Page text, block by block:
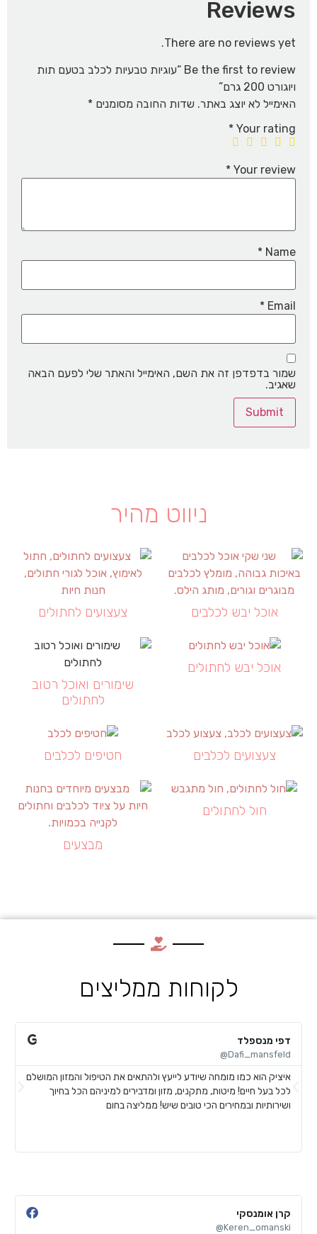
Reviews
There are no reviews yet.
Be the first to review “עוגיות טבעיות לכלב בטעם תות
ויוגורט 200 גרם”
האימייל לא יוצג באתר. שדות החובה מסומנים *
Your rating
*
Your review
*
Name
*
Email
*
שמור בדפדפן זה את השם, האימייל והאתר שלי לפעם הבאה
שאגיב.
ניווט מהיר
אוכל יבש לכלבים צעצועים לחתולים
אוכל יבש לחתולים
שימורים ואוכל רטוב
לחתולים
צעצועים לכלבים חטיפים לכלבים
חול לחתולים
מבצעים
לקוחות ממליצים
דפי מנספלד
Dafi_mansfeld@
איציק הוא כמו מומחה שיודע לייעץ ולהתאים את הטיפול והמזון המושלם
לכל בעל חיים! מיטות, מתקנים, מזון ומדבירים למיניהם הכל בחיוך
ושירותיות ובמחירים הכי טובים שיש! ממליצה בחום
קרן אומנסקי
Keren_omanski@